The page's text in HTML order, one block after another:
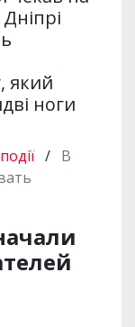
який
ноги
/ В